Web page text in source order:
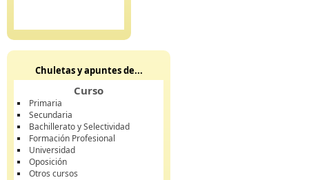
Chuletas y apuntes de...
Curso
Primaria
Secundaria
Bachillerato y Selectividad
Formación Profesional
Universidad
Oposición
Otros cursos